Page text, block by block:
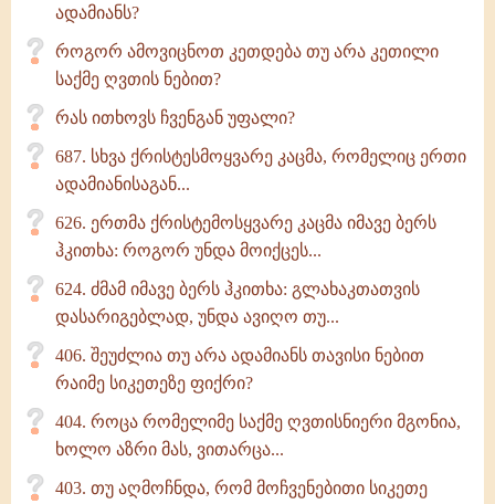
ადამიანს?
როგორ ამოვიცნოთ კეთდება თუ არა კეთილი
საქმე ღვთის ნებით?
რას ითხოვს ჩვენგან უფალი?
687. სხვა ქრისტესმოყვარე კაცმა, რომელიც ერთი
ადამიანისაგან...
626. ერთმა ქრისტემოსყვარე კაცმა იმავე ბერს
ჰკითხა: როგორ უნდა მოიქცეს...
624. ძმამ იმავე ბერს ჰკითხა: გლახაკთათვის
დასარიგებლად, უნდა ავიღო თუ...
406. შეუძლია თუ არა ადამიანს თავისი ნებით
რაიმე სიკეთეზე ფიქრი?
404. როცა რომელიმე საქმე ღვთისნიერი მგონია,
ხოლო აზრი მას, ვითარცა...
403. თუ აღმოჩნდა, რომ მოჩვენებითი სიკეთე